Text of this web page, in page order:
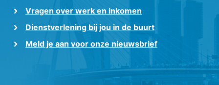
Vragen over werk en inkomen
Dienstverlening bij jou in de buurt
Meld je aan voor onze nieuwsbrief